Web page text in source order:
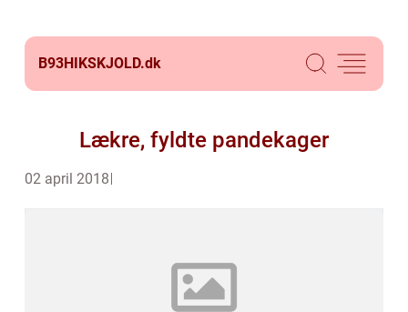
B93HIKSKJOLD.dk
Lækre, fyldte pandekager
02 april 2018